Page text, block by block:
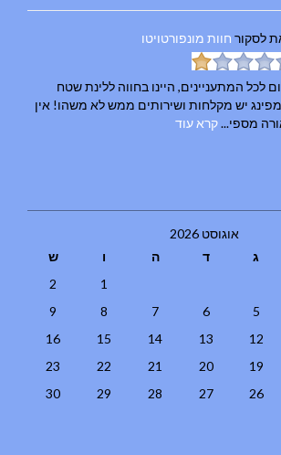
לסקור חוות מונפורטויטו
לכל המתעניינים, היינו בחווה ללינת שטח
יש מקלחות ושירותים ממש לא משהו! אין
מספי...קרא עוד
אוגוסט 2026
ג ד ה ו
ש
1
2
5
6
7
8
9
12
13
14
15
16
19
20
21
22
23
26
27
28
29
30